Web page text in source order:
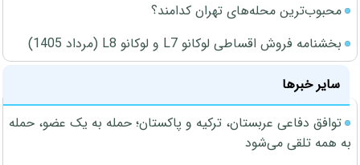
محبوب‌ترین محله‌های تهران کدامند؟
بخشنامه فروش اقساطی لوکانو L7 و لوکانو L8 (مرداد 1405)
سایر خبرها
توافق دفاعی عربستان، ترکیه و پاکستان؛ حمله به یک عضو، حمله
به همه تلقی می‌شود